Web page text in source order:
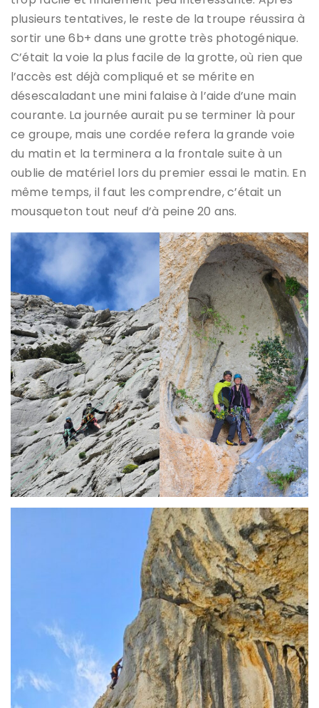
plusieurs tentatives, le reste de la troupe réussira à
sortir une 6b+ dans une grotte très photogénique.
C’était la voie la plus facile de la grotte, où rien que
l’accès est déjà compliqué et se mérite en
désescaladant une mini falaise à l’aide d’une main
courante. La journée aurait pu se terminer là pour
ce groupe, mais une cordée refera la grande voie
du matin et la terminera a la frontale suite à un
oublie de matériel lors du premier essai le matin. En
même temps, il faut les comprendre, c’était un
mousqueton tout neuf d’à peine 20 ans.